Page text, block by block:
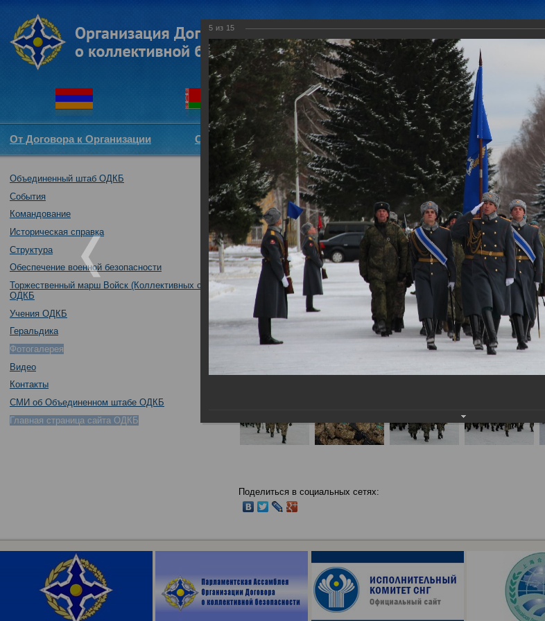
От Договора к Организации Структура ОДКБ Новости Документы Аналитика
Объединенный штаб ОДКБ
События
Командование
Историческая справка
Структура
Обеспечение военной безопасности
Торжественный марш Войск (Коллективных сил)
ОДКБ
Учения ОДКБ
Геральдика
Фотогалерея
Видео
Контакты
СМИ об Объединенном штабе ОДКБ
Главная страница сайта ОДКБ
Торжественная церемония открытия командно-штабных учений с
контингентами государств-членов ОДКБ «Нерушимое Братство-
30.10.2018
Поделиться в социальных сетях:
5 из 15